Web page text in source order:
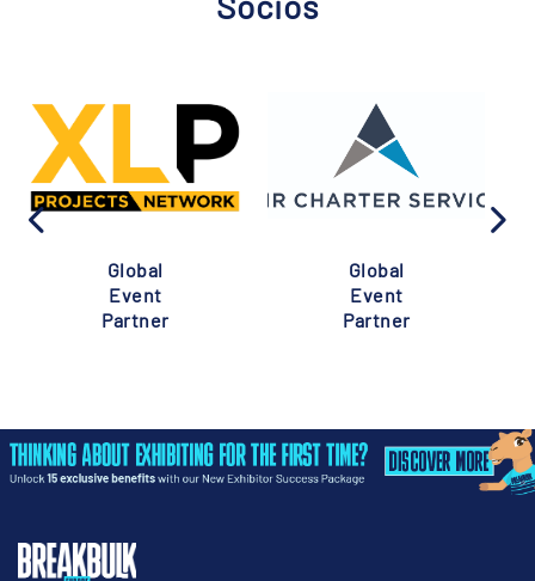
Global
Event
Partner
Global
Event
Partner